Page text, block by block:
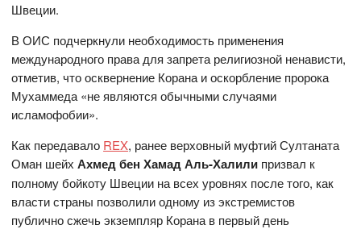
Швеции.
В ОИС подчеркнули необходимость применения
международного права для запрета религиозной ненависти,
отметив, что осквернение Корана и оскорбление пророка
Мухаммеда «не являются обычными случаями
исламофобии».
Как передавало REX, ранее верховный муфтий Султаната
Оман шейхАхмед бен Хамад Аль-Халили призвал к
полному бойкоту Швеции на всех уровнях после того, как
власти страны позволили одному из экстремистов
публично сжечь экземпляр Корана в первый день